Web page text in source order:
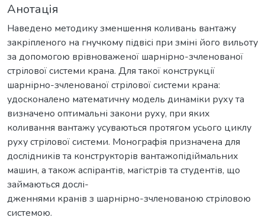
Анотація
Наведено методику зменшення коливань вантажу
закріпленого на гнучкому підвісі при зміні його вильоту
за допомогою врівноваженої шарнірно-зчленованої
стрілової системи крана. Для такої конструкції
шарнірно-зчленованої стрілової системи крана:
удосконалено математичну модель динаміки руху та
визначено оптимальні закони руху, при яких
коливання вантажу усуваються протягом усього циклу
руху стрілової системи. Монографія призначена для
дослідників та конструкторів вантажопідіймальних
машин, а також аспірантів, магістрів та студентів, що
займаються дослі-
дженнями кранів з шарнірно-зчленованою стріловою
системою.